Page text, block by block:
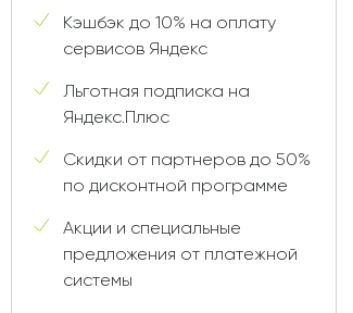
Кэшбэк до 10% на оплату
сервисов Яндекс
Льготная подписка на
Яндекс.Плюс
Скидки от партнеров до 50%
по дисконтной программе
Акции и специальные
предложения от платежной
системы